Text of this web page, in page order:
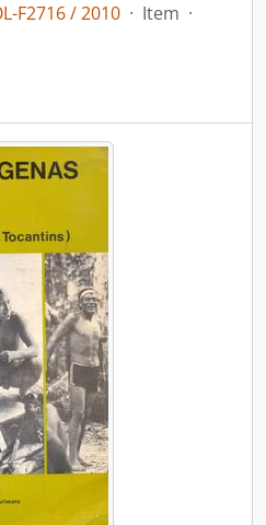
F2716 / 2010 · Item ·